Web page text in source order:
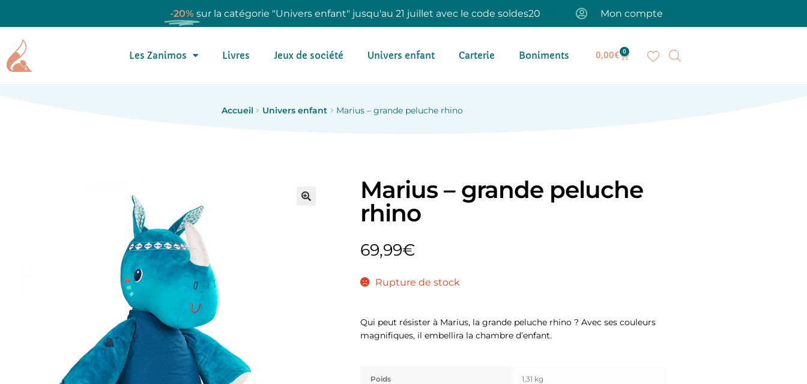
-20% sur la catégorie "Univers enfant" jusqu'au 21 juillet avec le code soldes20 Mon compte
Les Zanimos Livres Jeux de société Univers enfant Carterie Boniments 0,00€ 0
Accueil Univers enfant Marius – grande peluche rhino
Marius – grande peluche
rhino
69,99€
Rupture de stock
Qui peut résister à Marius, la grande peluche rhino ? Avec ses couleurs
magnifiques, il embellira la chambre d’enfant.
Poids 1,31 kg